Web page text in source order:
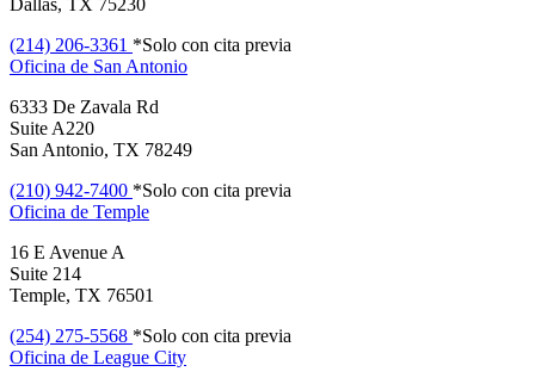
Dallas, TX 75230
(214) 206-3361 *Solo con cita previa
Oficina de San Antonio
6333 De Zavala Rd
Suite A220
San Antonio, TX 78249
(210) 942-7400 *Solo con cita previa
Oficina de Temple
16 E Avenue A
Suite 214
Temple, TX 76501
(254) 275-5568 *Solo con cita previa
Oficina de League City